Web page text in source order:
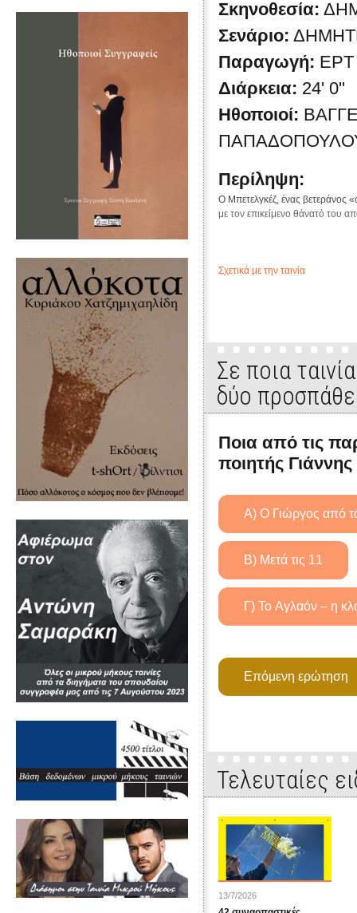
Σκηνοθεσία:
Σενάριο:
Παραγωγή:
Διάρκεια: 24' 0''
Ηθοποιοί:
Περίληψη:
Ο Μπετελγκέζ, ένας βετεράνος
με τον επικείμενο θάνατό του
Σχετικά με την ταινία
Σε ποια
δύο
Ποια από τις
ποιητής
Τελευταίες
13/7/2026